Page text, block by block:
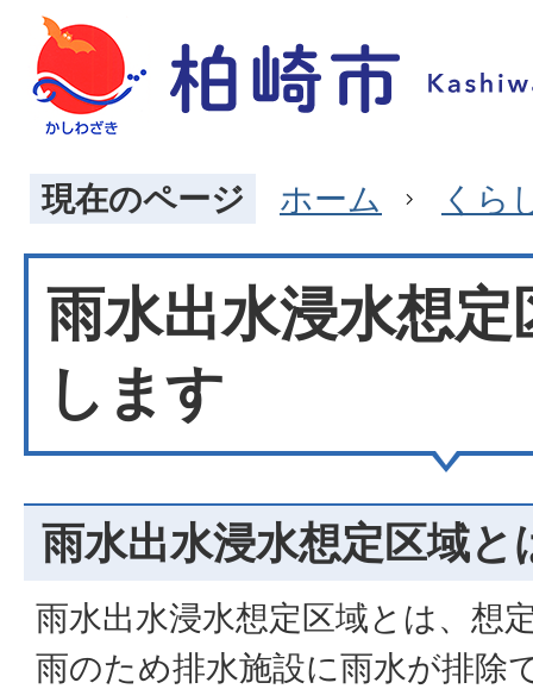
現在のページ ホーム くら
雨水出水浸水想
します
雨水出水浸水想定区域と
雨水出水浸水想定区域とは、想
雨のため排水施設に雨水が排除